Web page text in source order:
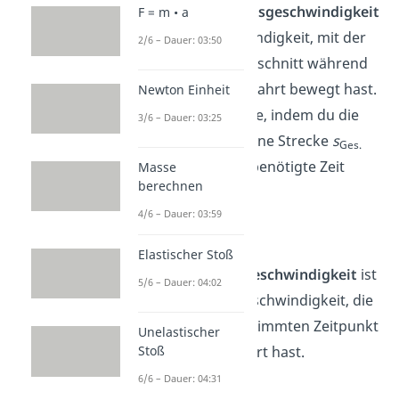
DieDurchschnittsgeschwindigkeit
ist die Geschwindigkeit, mit der
du dich im Durchschnitt während
der kompletten Fahrt bewegt hast.
Du berechnest sie, indem du die
gesamte gefahrene Strecke sGes.
durch die dafür benötigte Zeit
t
teilst:
DieMomentangeschwindigkeit ist
hingegen die Geschwindigkeit, die
du zu einem bestimmten Zeitpunkt
während der Fahrt hast.
F = m • a
2/6 – Dauer: 03:50
Newton Einheit
3/6 – Dauer: 03:25
Masse
berechnen
4/6 – Dauer: 03:59
Elastischer Stoß
5/6 – Dauer: 04:02
Unelastischer
Stoß
6/6 – Dauer: 04:31